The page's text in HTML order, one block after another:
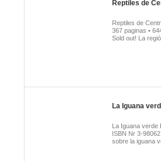
Reptiles de
Reptiles de
367 paginas •
Sold out! La
La Iguana
La Iguana verde
ISBN Nr 3-
sobre la iguana